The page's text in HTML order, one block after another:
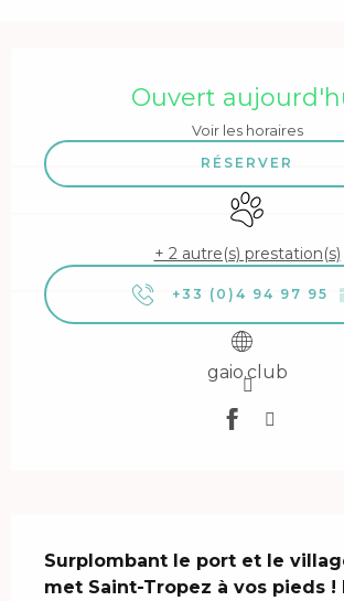
Ouvert
Voir les horaires
RÉSERVER
Animaux
+ 2 autre(s) prestation(s)
+33 (0)4 94 97 95
gaio.club
Surplombant le port et le
met Saint-Tropez à vos pieds !